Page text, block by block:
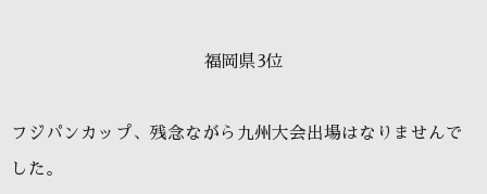
福岡県3位
フジパンカップ、残念ながら九州大会出場はなりませんで
した。